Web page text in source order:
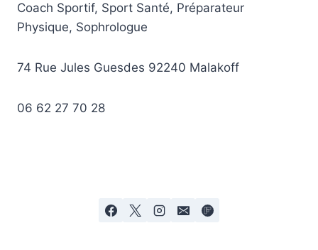
Coach Sportif, Sport Santé, Préparateur
Physique, Sophrologue
74 Rue Jules Guesdes 92240 Malakoff
06 62 27 70 28